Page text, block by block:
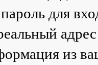
для
из